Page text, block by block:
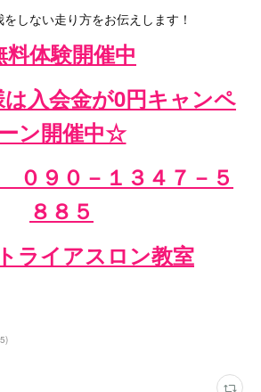
しない走り方をお伝えします！
料体験開催中
入会金が0円キャンペ
ーン開催中☆
９０－１３４７－５
８８５
ライアスロン教室
)